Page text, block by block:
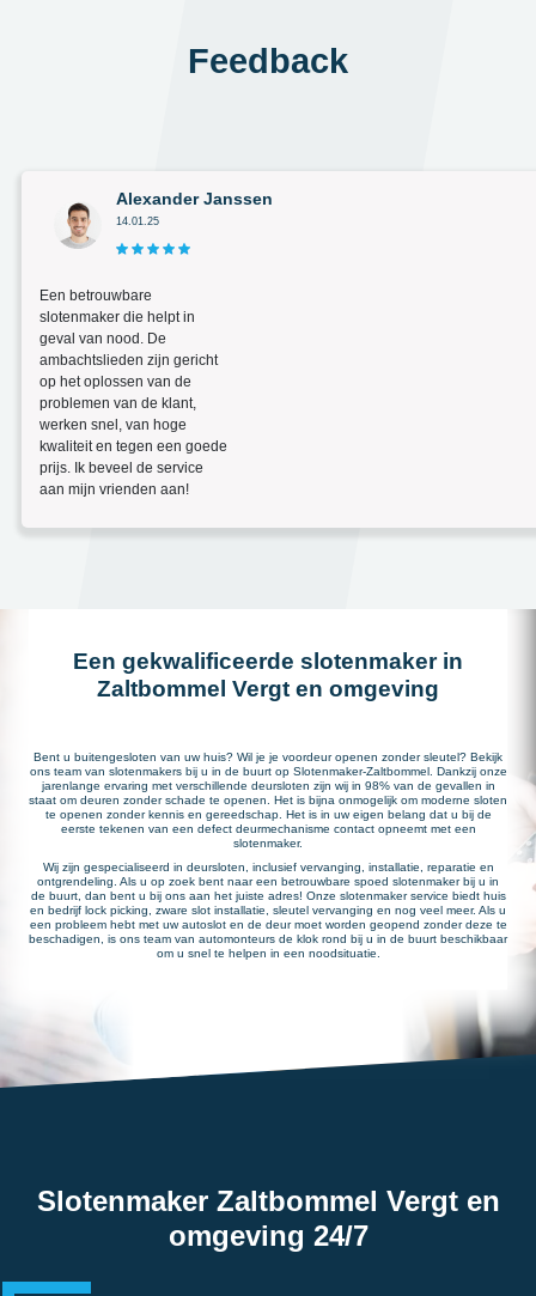
Feedback
Alexander Janssen
14.01.25
Een betrouwbare
slotenmaker die helpt in
geval van nood. De
ambachtslieden zijn gericht
op het oplossen van de
problemen van de klant,
werken snel, van hoge
kwaliteit en tegen een goede
prijs. Ik beveel de service
aan mijn vrienden aan!
Een gekwalificeerde slotenmaker in
Zaltbommel Vergt en omgeving
Bent u buitengesloten van uw huis? Wil je je voordeur openen zonder sleutel? Bekijk
ons team van slotenmakers bij u in de buurt op Slotenmaker-Zaltbommel. Dankzij onze
jarenlange ervaring met verschillende deursloten zijn wij in 98% van de gevallen in
staat om deuren zonder schade te openen. Het is bijna onmogelijk om moderne sloten
te openen zonder kennis en gereedschap. Het is in uw eigen belang dat u bij de
eerste tekenen van een defect deurmechanisme contact opneemt met een
slotenmaker.
Wij zijn gespecialiseerd in deursloten, inclusief vervanging, installatie, reparatie en
ontgrendeling. Als u op zoek bent naar een betrouwbare spoed slotenmaker bij u in
de buurt, dan bent u bij ons aan het juiste adres! Onze slotenmaker service biedt huis
en bedrijf lock picking, zware slot installatie, sleutel vervanging en nog veel meer. Als u
een probleem hebt met uw autoslot en de deur moet worden geopend zonder deze te
beschadigen, is ons team van automonteurs de klok rond bij u in de buurt beschikbaar
om u snel te helpen in een noodsituatie.
Slotenmaker Zaltbommel Vergt en
omgeving 24/7